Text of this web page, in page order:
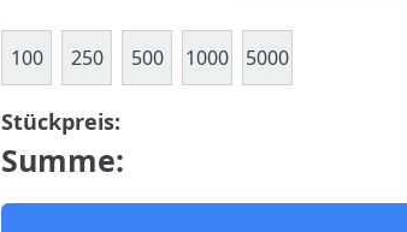
100 250 500 1000 5000
Stückpreis:
Summe: